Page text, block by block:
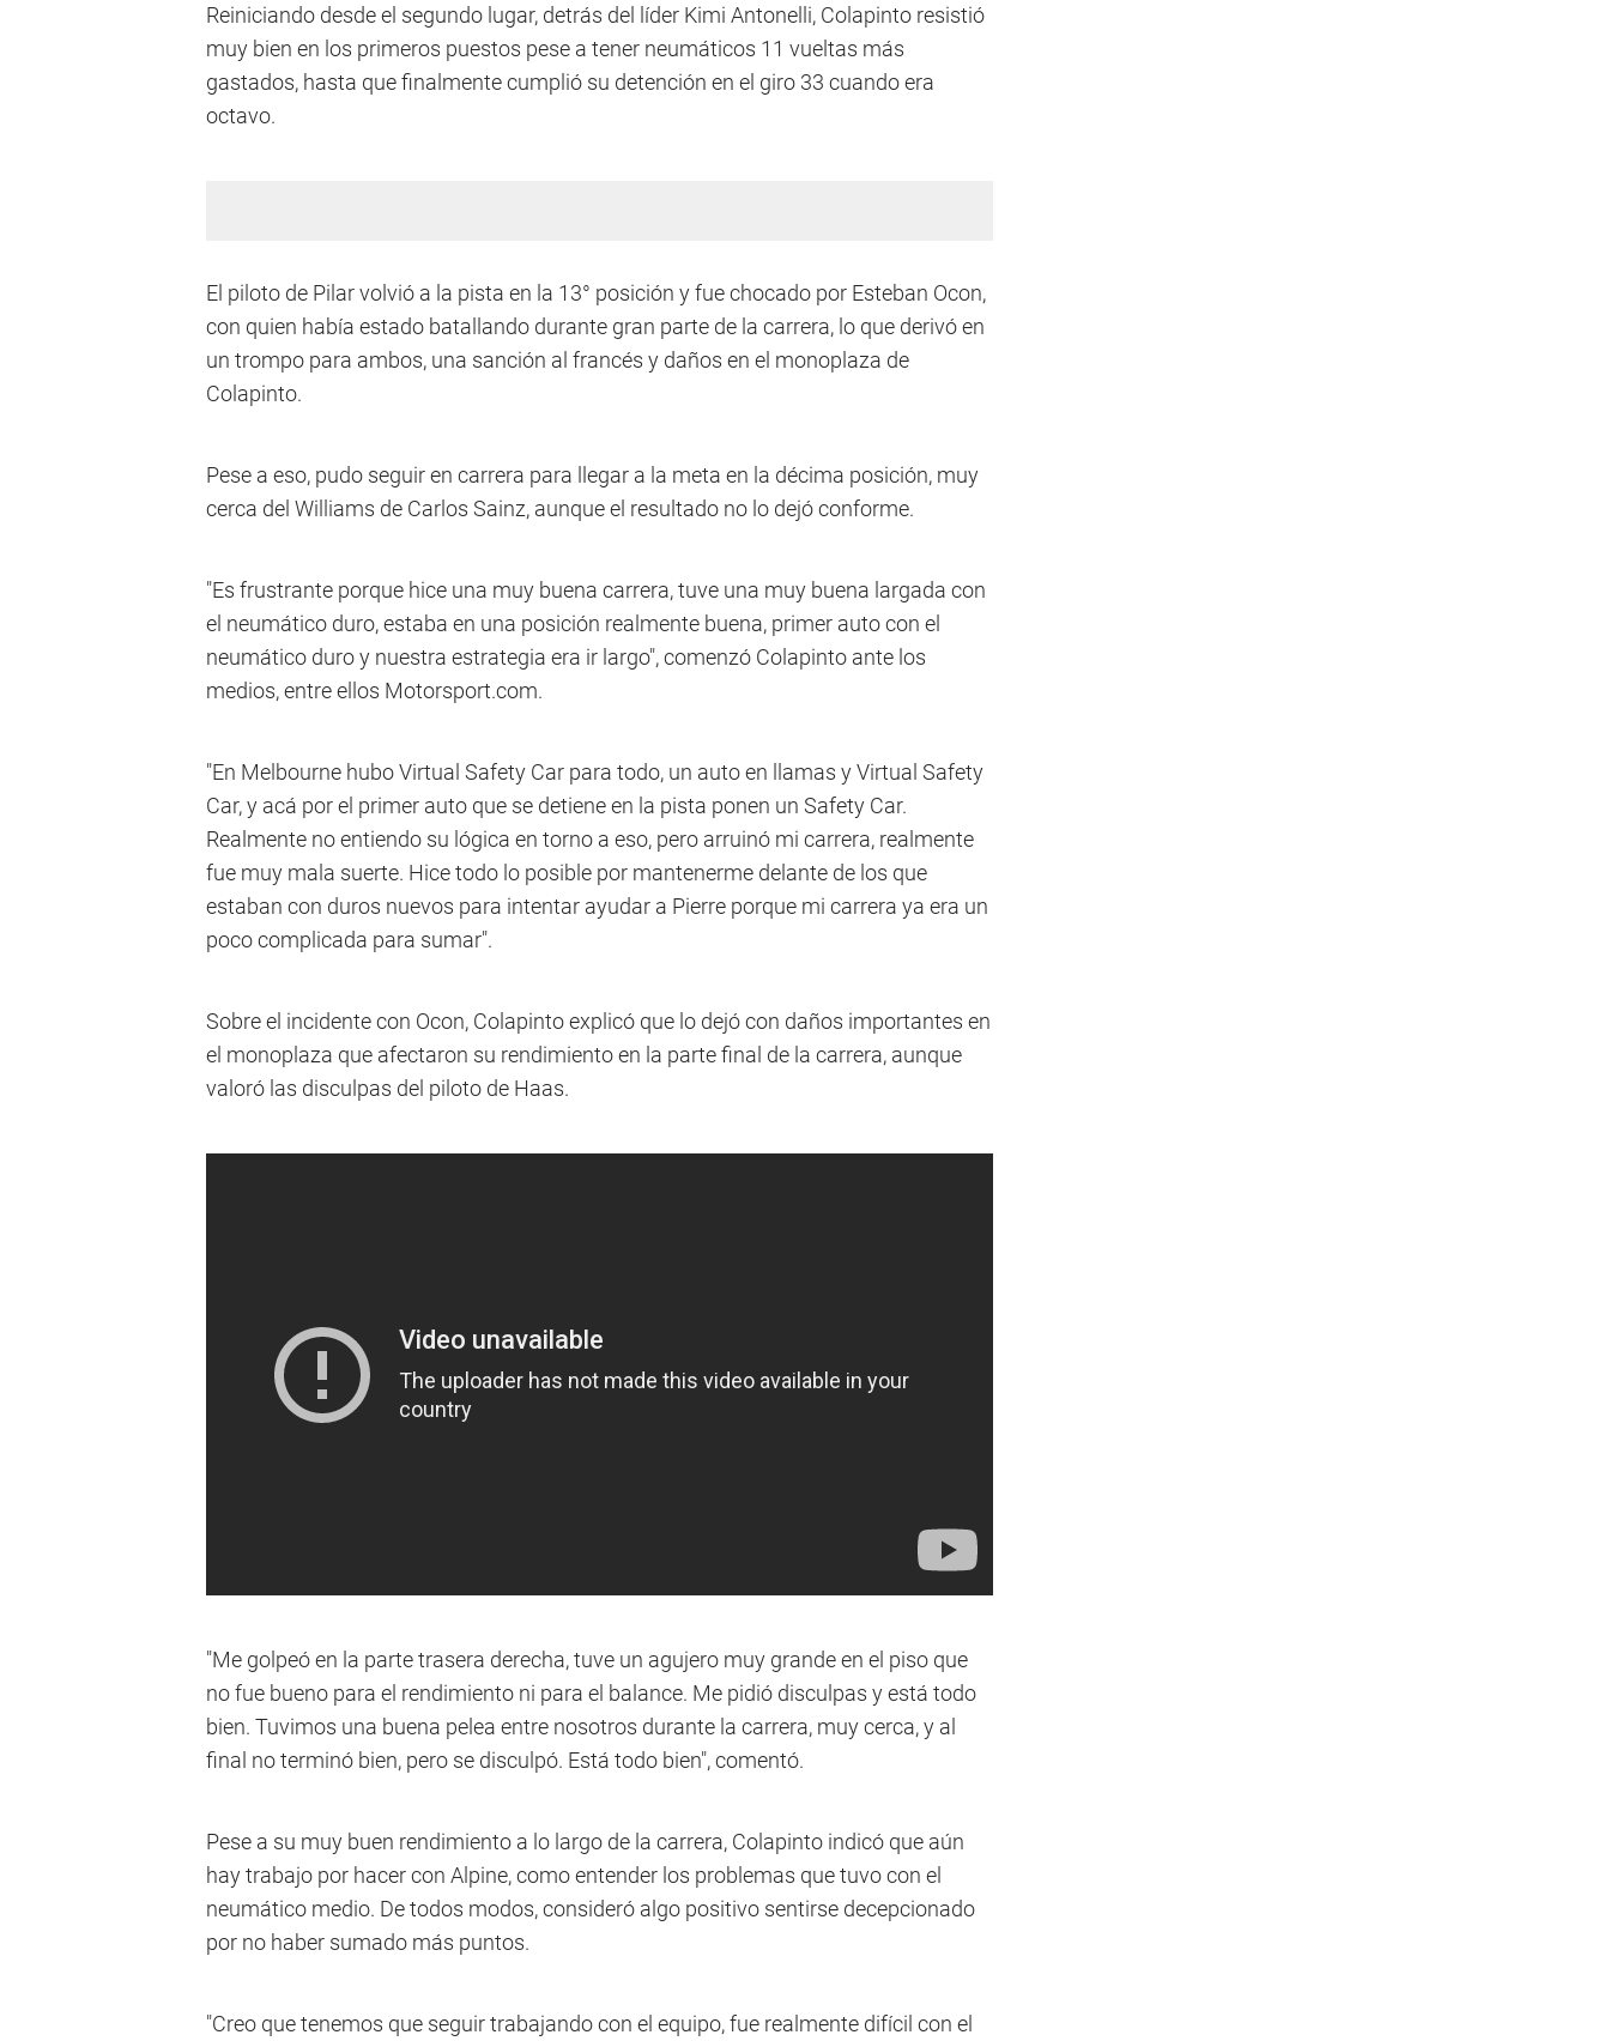
Reiniciando desde el segundo lugar, detrás del líder Kimi Antonelli, Colapinto resistió
muy bien en los primeros puestos pese a tener neumáticos 11 vueltas más
gastados, hasta que finalmente cumplió su detención en el giro 33 cuando era
octavo.
El piloto de Pilar volvió a la pista en la 13° posición y fue chocado por Esteban Ocon,
con quien había estado batallando durante gran parte de la carrera, lo que derivó en
un trompo para ambos, una sanción al francés y daños en el monoplaza de
Colapinto.
Pese a eso, pudo seguir en carrera para llegar a la meta en la décima posición, muy
cerca del Williams de Carlos Sainz, aunque el resultado no lo dejó conforme.
"Es frustrante porque hice una muy buena carrera, tuve una muy buena largada con
el neumático duro, estaba en una posición realmente buena, primer auto con el
neumático duro y nuestra estrategia era ir largo", comenzó Colapinto ante los
medios, entre ellos Motorsport.com.
"En Melbourne hubo Virtual Safety Car para todo, un auto en llamas y Virtual Safety
Car, y acá por el primer auto que se detiene en la pista ponen un Safety Car.
Realmente no entiendo su lógica en torno a eso, pero arruinó mi carrera, realmente
fue muy mala suerte. Hice todo lo posible por mantenerme delante de los que
estaban con duros nuevos para intentar ayudar a Pierre porque mi carrera ya era un
poco complicada para sumar".
Sobre el incidente con Ocon, Colapinto explicó que lo dejó con daños importantes en
el monoplaza que afectaron su rendimiento en la parte final de la carrera, aunque
valoró las disculpas del piloto de Haas.
"Me golpeó en la parte trasera derecha, tuve un agujero muy grande en el piso que
no fue bueno para el rendimiento ni para el balance. Me pidió disculpas y está todo
bien. Tuvimos una buena pelea entre nosotros durante la carrera, muy cerca, y al
final no terminó bien, pero se disculpó. Está todo bien", comentó.
Pese a su muy buen rendimiento a lo largo de la carrera, Colapinto indicó que aún
hay trabajo por hacer con Alpine, como entender los problemas que tuvo con el
neumático medio. De todos modos, consideró algo positivo sentirse decepcionado
por no haber sumado más puntos.
"Creo que tenemos que seguir trabajando con el equipo, fue realmente difícil con el